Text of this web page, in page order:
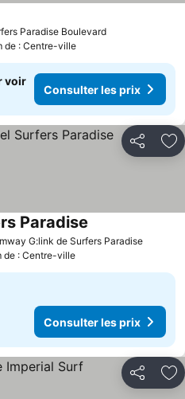
Paradise Boulevard
de : Centre-ville
voir
Consulter les prix
Partager
G:link de Surfers Paradise
Paradise
de : Centre-ville
Consulter les prix
Partager